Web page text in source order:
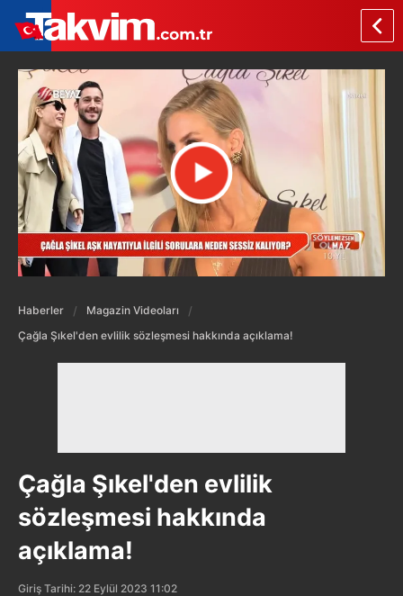
Haberler
Magazin Videoları
Çağla Şıkel'den evlilik sözleşmesi hakkında açıklama!
Çağla Şıkel'den evlilik
sözleşmesi hakkında
açıklama!
Giriş Tarihi: 22 Eylül 2023 11:02